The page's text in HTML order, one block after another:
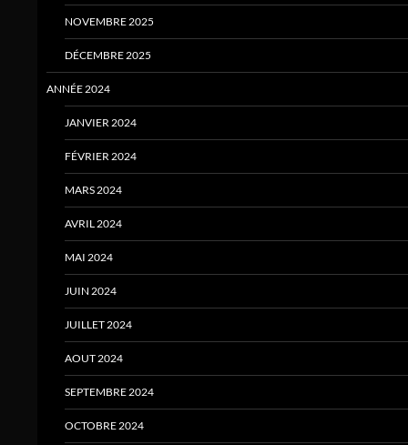
NOVEMBRE 2025
DÉCEMBRE 2025
ANNÉE 2024
JANVIER 2024
FÉVRIER 2024
MARS 2024
AVRIL 2024
MAI 2024
JUIN 2024
JUILLET 2024
AOUT 2024
SEPTEMBRE 2024
OCTOBRE 2024